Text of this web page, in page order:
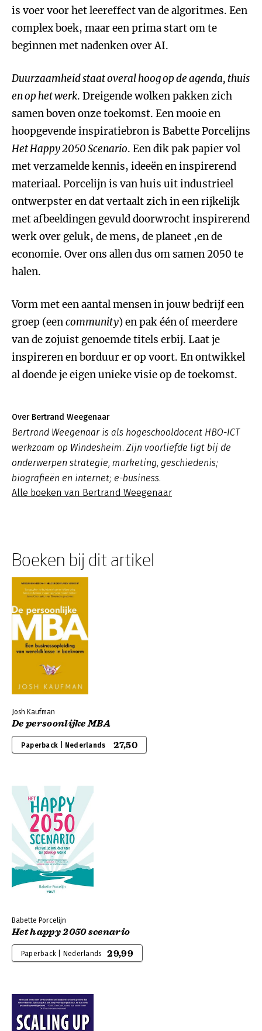
is voer voor het leereffect van de algoritmes. Een
complex boek, maar een prima start om te
beginnen met nadenken over AI.
Duurzaamheid staat overal hoog op de agenda, thuis
en op het werk. Dreigende wolken pakken zich
samen boven onze toekomst. Een mooie en
hoopgevende inspiratiebron is Babette Porcelijns
Het Happy 2050 Scenario. Een dik pak papier vol
met verzamelde kennis, ideeën en inspirerend
materiaal. Porcelijn is van huis uit industrieel
ontwerpster en dat vertaalt zich in een rijkelijk
met afbeeldingen gevuld doorwrocht inspirerend
werk over geluk, de mens, de planeet ,en de
economie. Over ons allen dus om samen 2050 te
halen.
Vorm met een aantal mensen in jouw bedrijf een
groep (eencommunity) en pak één of meerdere
van de zojuist genoemde titels erbij. Laat je
inspireren en borduur er op voort. En ontwikkel
al doende je eigen unieke visie op de toekomst.
Over Bertrand Weegenaar
Bertrand Weegenaar is als hogeschooldocent HBO-ICT
werkzaam op Windesheim. Zijn voorliefde ligt bij de
onderwerpen strategie, marketing, geschiedenis;
biografieën en internet; e-business.
Alle boeken van Bertrand Weegenaar
Boeken bij dit artikel
Josh Kaufman
De persoonlijke MBA
Paperback | Nederlands 27,50
Babette Porcelijn
Het happy 2050 scenario
Paperback | Nederlands 29,99